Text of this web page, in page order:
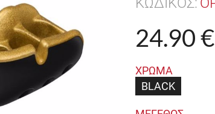
24.90 €
ΧΡΩΜΑ
BLACK